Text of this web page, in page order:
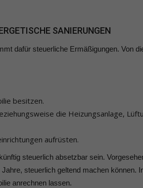
SANIERUNGEN
dafür steuerliche Ermäßigungen. Von
besitzen.
die Heizungsanlage,
aufrüsten.
steuerlich absetzbar sein.
steuerlich geltend machen können.
anrechnen lassen.